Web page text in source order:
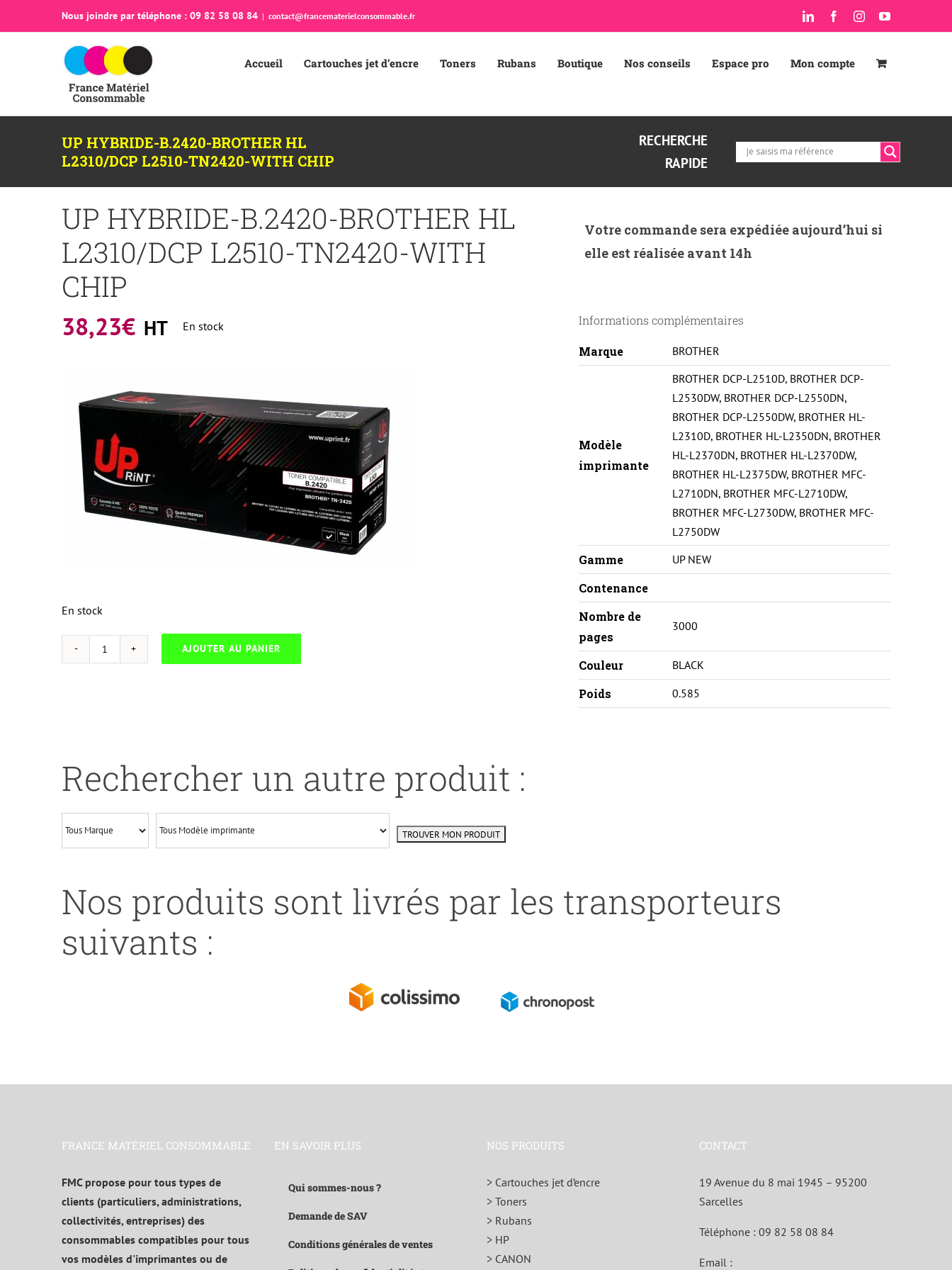
Nous joindre par téléphone : 09 82 58 08 84 | contact@francematerielconsommable.fr LinkedInFacebookInstagramYouTube
Accueil Cartouches jet d’encre Toners Rubans Boutique Nos conseils Espace pro Mon compte
UP HYBRIDE-B.2420-BROTHER HL
L2310/DCP L2510-TN2420-WITH CHIP
RECHERCHE
RAPIDE
UP HYBRIDE-B.2420-BROTHER HL
L2310/DCP L2510-TN2420-WITH
CHIP
38,23€ HT En stock
En stock
quantité
HL
L2310/DCP
L2510-
TN2420-
WITH
AJOUTER AU PANIER
Votre commande sera expédiée aujourd’hui si
elle est réalisée avant 14h
Informations complémentaires
Marque BROTHER
Modèle
imprimante
BROTHER DCP-L2510D, BROTHER DCP-
L2530DW, BROTHER DCP-L2550DN,
BROTHER DCP-L2550DW, BROTHER HL-
L2310D, BROTHER HL-L2350DN, BROTHER
HL-L2370DN, BROTHER HL-L2370DW,
BROTHER HL-L2375DW, BROTHER MFC-
L2710DN, BROTHER MFC-L2710DW,
BROTHER MFC-L2730DW, BROTHER MFC-
L2750DW
Gamme UP NEW
Contenance
Nombre de
pages
3000
Couleur BLACK
Poids 0.585
Rechercher un autre produit :
Nos produits sont livrés par les transporteurs
suivants :
FRANCE MATÉRIEL CONSOMMABLE
FMC propose pour tous types de
clients (particuliers, administrations,
collectivités, entreprises) des
consommables compatibles pour tous
vos modèles d'imprimantes ou de
EN SAVOIR PLUS
Qui sommes-nous ?
Demande de SAV
Conditions générales de ventes
NOS PRODUITS
> Cartouches jet d’encre
> Toners
> Rubans
> HP
> CANON
CONTACT
19 Avenue du 8 mai 1945 – 95200
Sarcelles
Téléphone : 09 82 58 08 84
Email :